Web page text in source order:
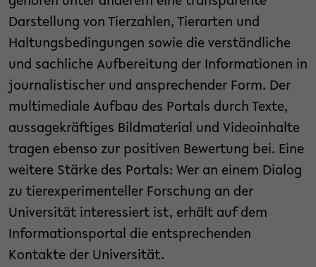
Darstellung von Tierzahlen, Tierarten und
Haltungsbedingungen sowie die verständliche
und sachliche Aufbereitung der Informationen in
journalistischer und ansprechender Form. Der
multimediale Aufbau des Portals durch Texte,
aussagekräftiges Bildmaterial und Videoinhalte
tragen ebenso zur positiven Bewertung bei. Eine
weitere Stärke des Portals: Wer an einem Dialog
zu tierexperimenteller Forschung an der
Universität interessiert ist, erhält auf dem
Informationsportal die entsprechenden
Kontakte der Universität.